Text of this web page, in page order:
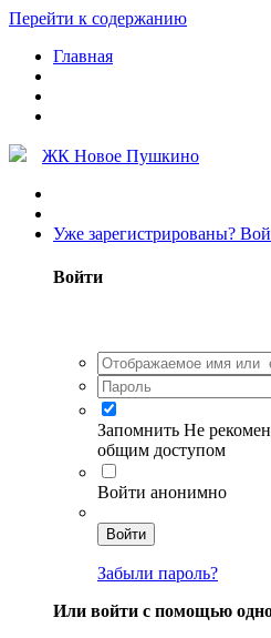
Перейти к содержанию
Главная
ЖК Новое Пушкино
Уже зарегистрированы?
Войти
Запомнить Не
общим доступом
Войти анонимно
Войти
Забыли пароль?
Или войти с помощью